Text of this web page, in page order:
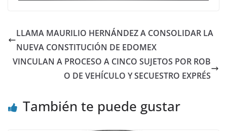
LLAMA MAURILIO HERNÁNDEZ A CONSOLIDAR LA
NUEVA CONSTITUCIÓN DE EDOMEX
VINCULAN A PROCESO A CINCO SUJETOS POR ROB
O DE VEHÍCULO Y SECUESTRO EXPRÉS
También te puede gustar